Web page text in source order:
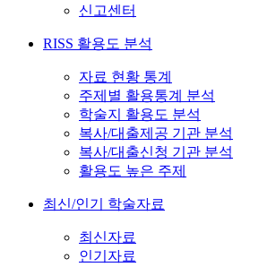
신고센터
RISS 활용도 분석
자료 현황 통계
주제별 활용통계 분석
학술지 활용도 분석
복사/대출제공 기관 분석
복사/대출신청 기관 분석
활용도 높은 주제
최신/인기 학술자료
최신자료
인기자료